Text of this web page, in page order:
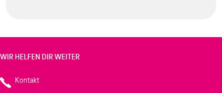
WIR HELFEN DIR WEITER
Kontakt